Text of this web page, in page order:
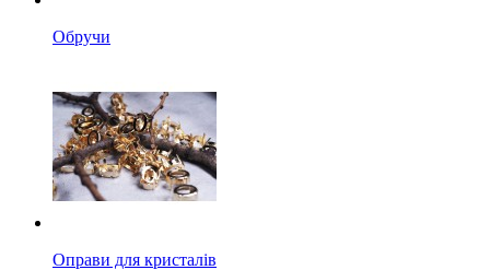
Обручи
Оправи для кристалів